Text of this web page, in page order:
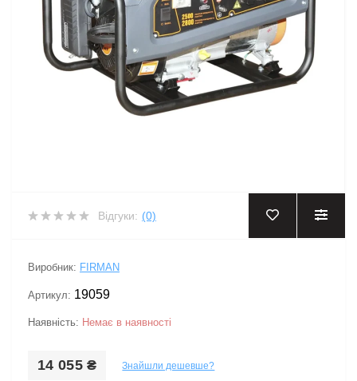
Відгуки: (0)
Виробник: FIRMAN
Артикул: 19059
Наявність: Немає в наявності
14 055 ₴ Знайшли дешевше?